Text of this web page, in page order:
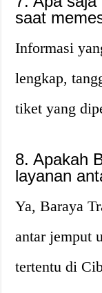
saat
Informasi
lengkap,
tiket yang
8. Apakah
layanan
Ya, Baraya
antar jemput
tertentu di